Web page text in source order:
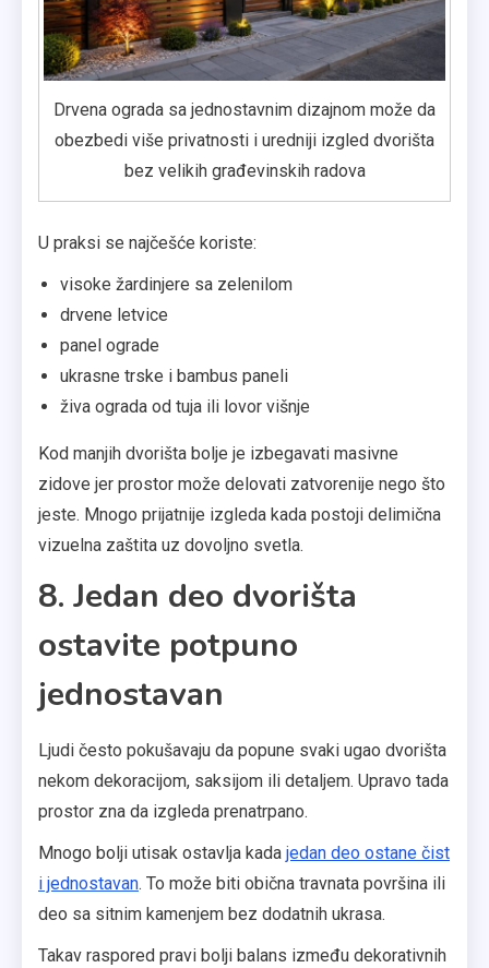
Drvena ograda sa jednostavnim dizajnom može da
obezbedi više privatnosti i uredniji izgled dvorišta
bez velikih građevinskih radova
U praksi se najčešće koriste:
visoke žardinjere sa zelenilom
drvene letvice
panel ograde
ukrasne trske i bambus paneli
živa ograda od tuja ili lovor višnje
Kod manjih dvorišta bolje je izbegavati masivne
zidove jer prostor može delovati zatvorenije nego što
jeste. Mnogo prijatnije izgleda kada postoji delimična
vizuelna zaštita uz dovoljno svetla.
8. Jedan deo dvorišta
ostavite potpuno
jednostavan
Ljudi često pokušavaju da popune svaki ugao dvorišta
nekom dekoracijom, saksijom ili detaljem. Upravo tada
prostor zna da izgleda prenatrpano.
Mnogo bolji utisak ostavlja kada jedan deo ostane čist
i jednostavan. To može biti obična travnata površina ili
deo sa sitnim kamenjem bez dodatnih ukrasa.
Takav raspored pravi bolji balans između dekorativnih